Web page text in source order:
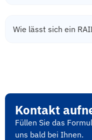
Wie lässt sich ein
Kontakt
Füllen Sie das
uns bald bei Ihnen.